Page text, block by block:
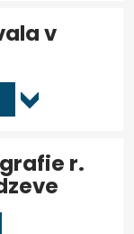
v
r.